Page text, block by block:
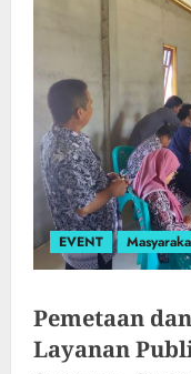
EVENT
Pemetaan
Layanan